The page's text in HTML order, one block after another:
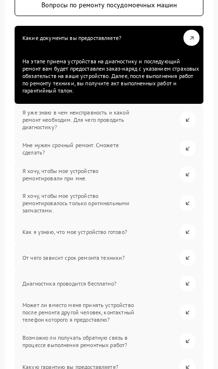
Вопросы по ремонту посудомоечных машин
Какие документы вы предоставляете?
На этапе приема устройства на диагностику и последующий
ремонт вам будет предоставлен заказ-наряд с указанием страховых
обязательств на ваше устройство. Далее, после выполнения работ
по ремонту техники, вы получите акт выполненных работ и
гарантийный талон.
Я уже знаю в чем неисправность и какой
ремонт необходим. Для чего проводить
диагностику?
Мне нужен срочный ремонт. Сможете
сделать?
Я хочу, чтобы мое устройство
ремонтировали при мне.
Я хочу, чтобы мое устройство
ремонтировалось только оригинальными
запчастями.
Как я узнаю, что мое устройство готово?
От чего зависит срок ремонта техники?
Диагностика проводится бесплатно?
Может ли вместо меня принять устройство
после ремонта другой человек, контактный
телефон которого я предоставлю?
Возможно ли получать обратную связь в
процессе выполнения ремонтных работ?
Какую гарантию вы предоставляете?